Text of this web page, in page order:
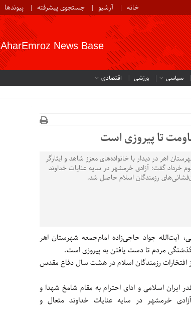
خانه آرشیو جستجوی پیشرفته پیوندها
AharEmroz News Base
سیاسی ورزشی اقتصادی
تا پیروزی است
اهر در دیدار با خانواده‌های معزز شاهد و ایثارگر
خرداد گفت: آزادی خرمشهر در سایه عنایات خداوند
رزمندگان اسلام حاصل شد.
آیت‌الله جواد حاجی‌زاده امام‌جمعه شهرستان اهر
مردم تا دست یافتن به پیروزی است.
افتخارات رزمندگان اسلام در هشت سال دفاع مقدس
ایران اسلامی و ادای احترام به مقام شامخ شهدا و
خرمشهر در سایه عنایات خداوند متعال و